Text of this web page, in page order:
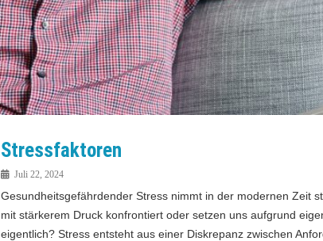
Stressfaktoren
Juli 22, 2024
Gesundheitsgefährdender Stress nimmt in der modernen Zeit
mit stärkerem Druck konfrontiert oder setzen uns aufgrund
eigentlich? Stress entsteht aus einer Diskrepanz zwischen